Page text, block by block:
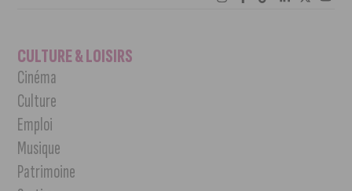
CULTURE & LOISIRS
Cinéma
Culture
Emploi
Musique
Patrimoine